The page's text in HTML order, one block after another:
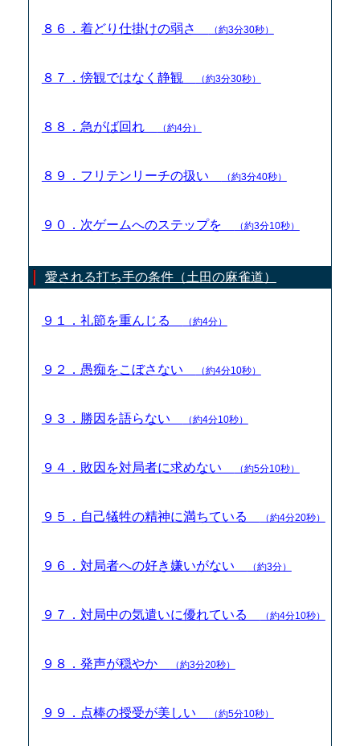
８６．着どり仕掛けの弱さ （約3分30秒）
８７．傍観ではなく静観 （約3分30秒）
８８．急がば回れ （約4分）
８９．フリテンリーチの扱い （約3分40秒）
９０．次ゲームへのステップを （約3分10秒）
愛される打ち手の条件（土田の麻雀道）
９１．礼節を重んじる （約4分）
９２．愚痴をこぼさない （約4分10秒）
９３．勝因を語らない （約4分10秒）
９４．敗因を対局者に求めない （約5分10秒）
９５．自己犠牲の精神に満ちている （約4分20秒）
９６．対局者への好き嫌いがない （約3分）
９７．対局中の気遣いに優れている （約4分10秒）
９８．発声が穏やか （約3分20秒）
９９．点棒の授受が美しい （約5分10秒）